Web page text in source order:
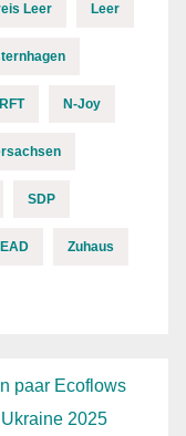
Leer Leer
N-Joy
SDP
Zuhaus
paar Ecoflows
2025